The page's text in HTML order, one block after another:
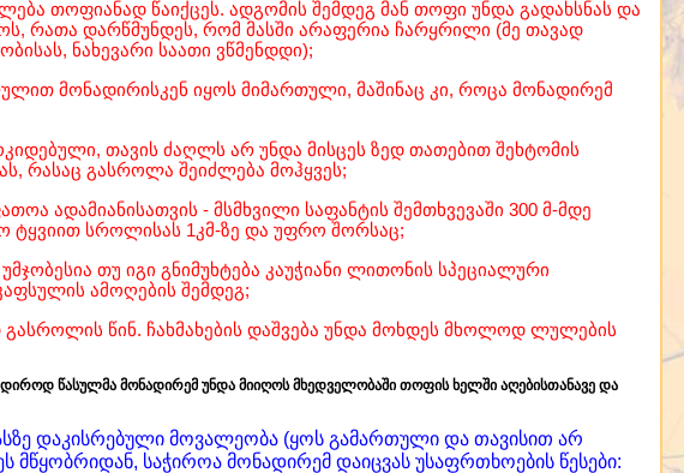
თოფიანად წაიქცეს. ადგომის შემდეგ მან თოფი უნდა გადახსნას და
რათა დარწმუნდეს, რომ მასში არაფერია ჩარყრილი (მე თავად
ნახევარი საათი ვწმენდდი);
მონადირისკენ იყოს მიმართული, მაშინაც კი, როცა მონადირემ
თავის ძაღლს არ უნდა მისცეს ზედ თათებით შეხტომის
რასაც გასროლა შეიძლება მოჰყვეს;
ადამიანისათვის - მსმხვილი საფანტის შემთხვევაში 300 მ-მდე
ტყვიით სროლისას 1კმ-ზე და უფრო შორსაც;
თუ იგი გნიმუხტება კაუჭიანი ლითონის სპეციალური
ამოღების შემდეგ;
გასროლის წინ. ჩახმახების დაშვება უნდა მოხდეს მხოლოდ ლულების
წასულმა მონადირემ უნდა მიიღოს მხედველობაში თოფის ხელში აღებისთანავე და
დაკისრებული მოვალეობა (ყოს გამართული და თავისით არ
საჭიროა მონადირემ დაიცვას უსაფრთხოების წესები: